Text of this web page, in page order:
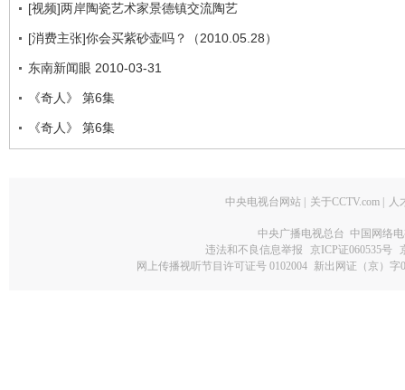
[视频]两岸陶瓷艺术家景德镇交流陶艺
[消费主张]你会买紫砂壶吗？（2010.05.28）
东南新闻眼 2010-03-31
《奇人》 第6集
《奇人》 第6集
中央电视台网站 关于CCTV.com 人
中央广播电视总台 中国网络
违法和不良信息举报
京ICP证060535号
网上传播视听节目许可证号 0102004 新出网证（京）